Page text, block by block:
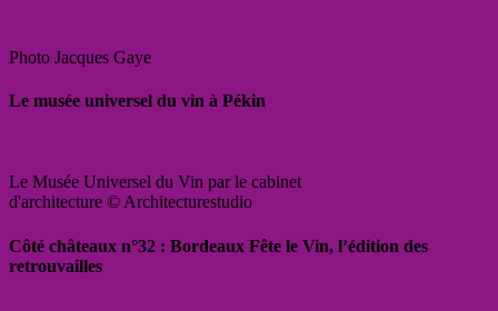
Photo Jacques Gaye
Le musée universel du vin à Pékin
Le Musée Universel du Vin par le cabinet
d'architecture © Architecturestudio
Côté châteaux n°32 : Bordeaux Fête le Vin, l’édition des
retrouvailles